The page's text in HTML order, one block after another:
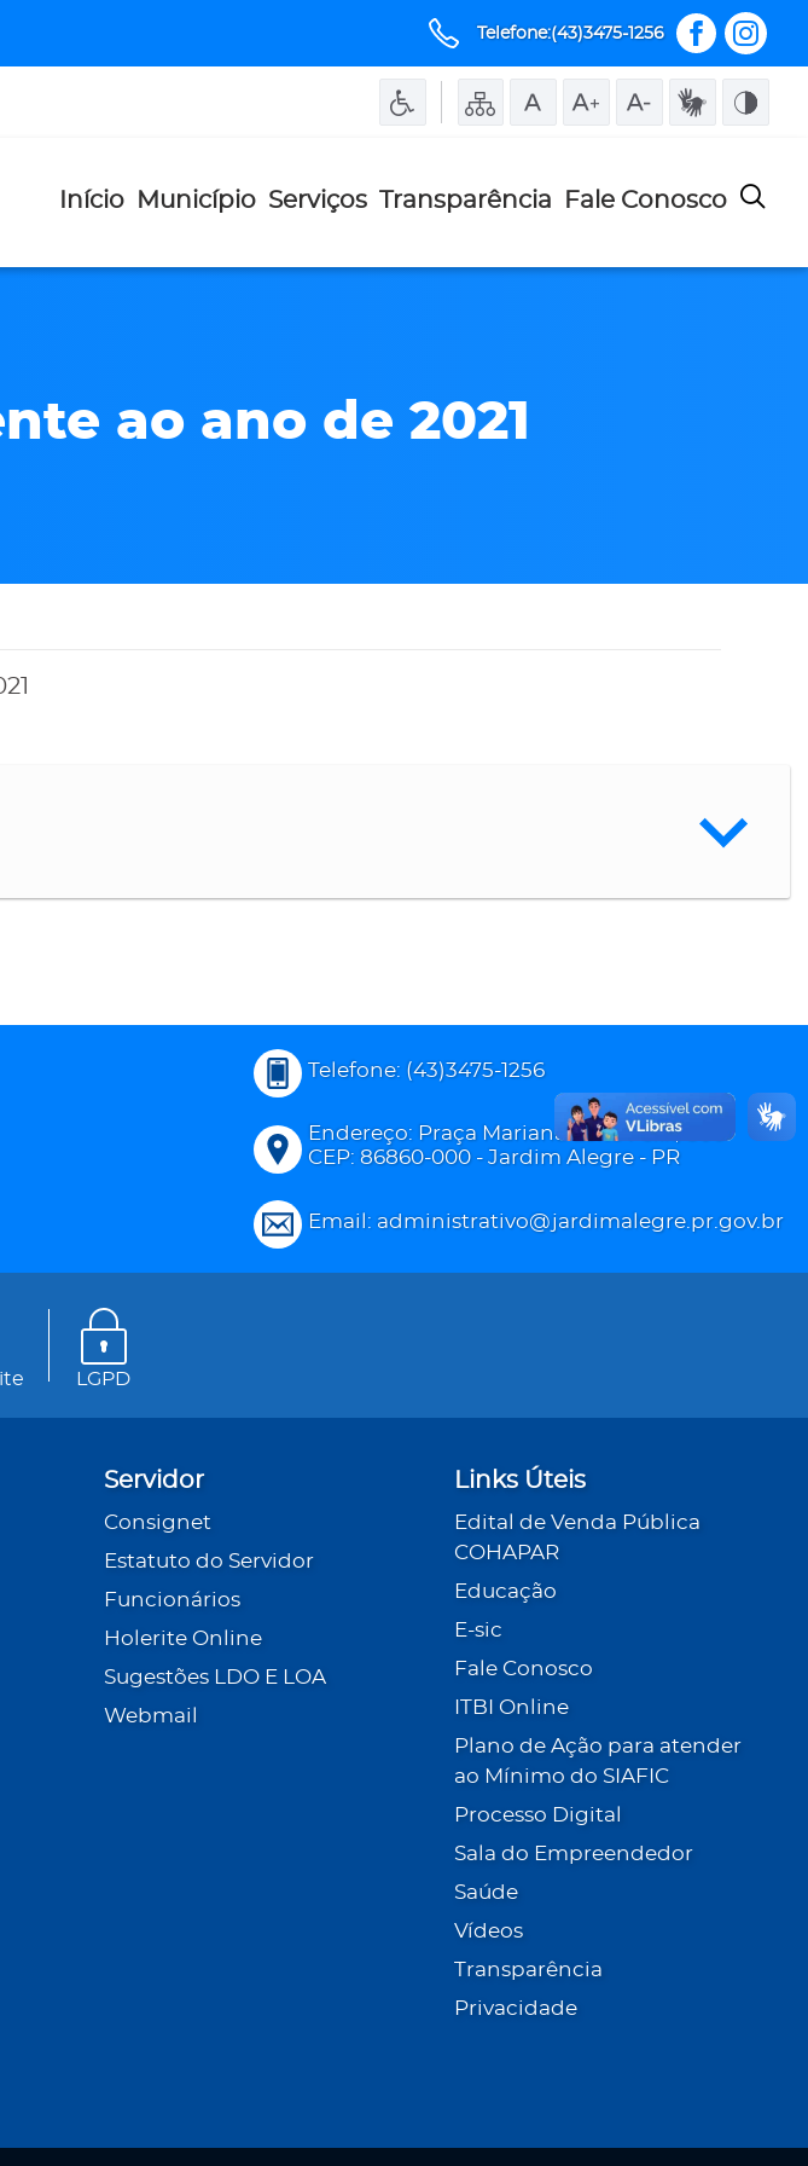
Telefone:(43)3475-1256
Início Município Serviços Transparência Fale Conosco
ao ano de 2021
Telefone: (43)3475-1256
Endereço: Praça Mariana Leite Félix, 800
CEP: 86860-000 - Jardim Alegre - PR
Email: administrativo@jardimalegre.pr.gov.br
LGPD
Servidor
Consignet
Estatuto do Servidor
Funcionários
Holerite Online
Sugestões LDO E LOA
Webmail
Links Úteis
Edital de Venda Pública
COHAPAR
Educação
E-sic
Fale Conosco
ITBI Online
Plano de Ação para atender
ao Mínimo do SIAFIC
Processo Digital
Sala do Empreendedor
Saúde
Vídeos
Transparência
Privacidade